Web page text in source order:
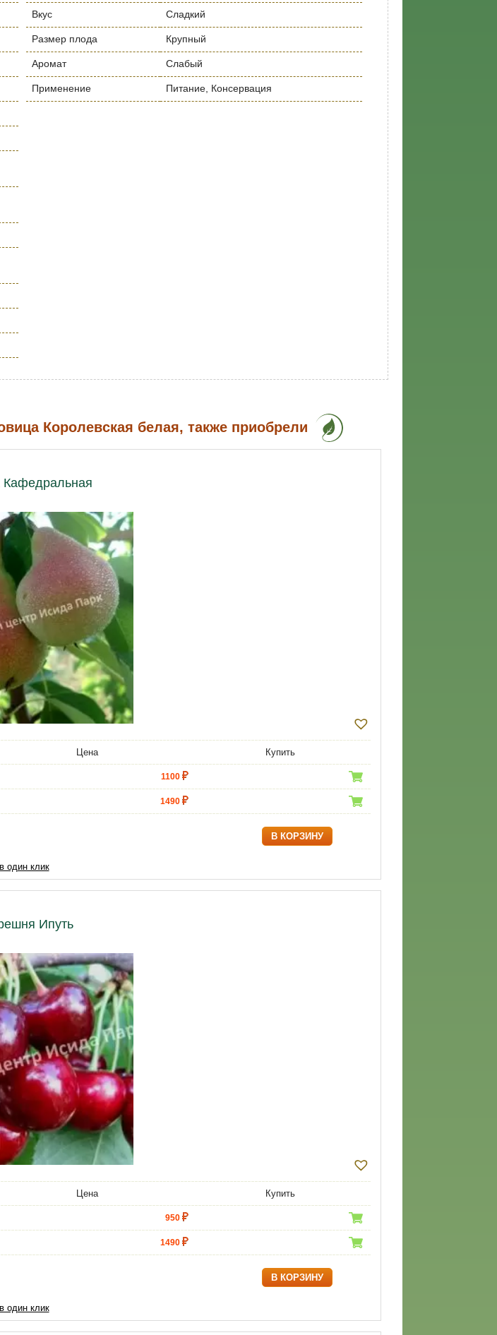
Вкус Сладкий
Размер плода Крупный
Аромат Слабый
Применение Питание, Консервация
Королевская белая, также приобрели
Кафедральная
Цена Купить
1100
1490
В КОРЗИНУ
один клик
Ипуть
Цена Купить
950
1490
В КОРЗИНУ
один клик